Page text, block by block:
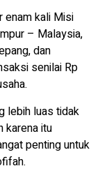
enam kali Misi
– Malaysia,
dan
senilai Rp
lebih luas tidak
karena itu
penting untuk